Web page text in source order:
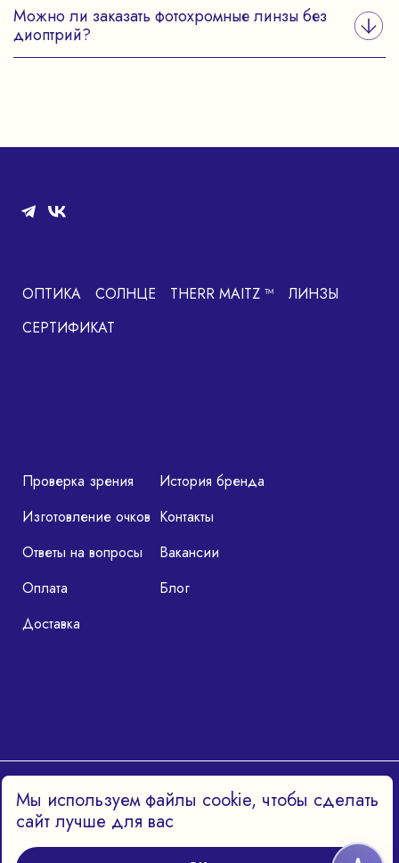
Можно ли заказать фотохромные линзы без
диоптрий?
ОПТИКА СОЛНЦЕ THERR MAITZ ™
ЛИНЗЫ
СЕРТИФИКАТ
Проверка зрения
Изготовление очков
Ответы на вопросы
Оплата
Доставка
История бренда
Контакты
Вакансии
Блог
Политика конфиденциальности
Мы используем файлы cookie, чтобы сделать
сайт лучше для вас